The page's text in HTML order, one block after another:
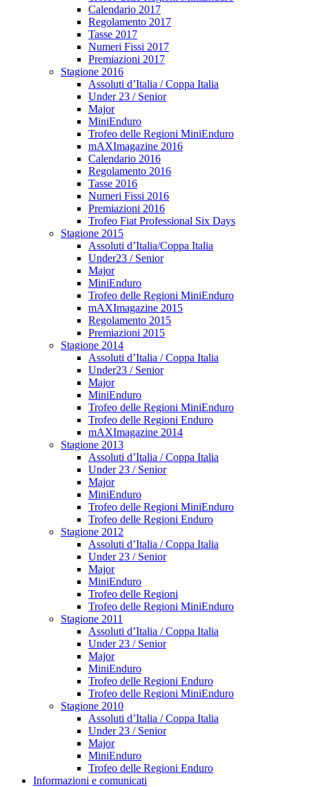
Calendario 2017
Regolamento 2017
Tasse 2017
Numeri Fissi 2017
Premiazioni 2017
Stagione 2016
Assoluti d’Italia / Coppa Italia
Under 23 / Senior
Major
MiniEnduro
Trofeo delle Regioni MiniEnduro
mAXImagazine 2016
Calendario 2016
Regolamento 2016
Tasse 2016
Numeri Fissi 2016
Premiazioni 2016
Trofeo Fiat Professional Six Days
Stagione 2015
Assoluti d’Italia/Coppa Italia
Under23 / Senior
Major
MiniEnduro
Trofeo delle Regioni MiniEnduro
mAXImagazine 2015
Regolamento 2015
Premiazioni 2015
Stagione 2014
Assoluti d’Italia / Coppa Italia
Under23 / Senior
Major
MiniEnduro
Trofeo delle Regioni MiniEnduro
Trofeo delle Regioni Enduro
mAXImagazine 2014
Stagione 2013
Assoluti d’Italia / Coppa Italia
Under 23 / Senior
Major
MiniEnduro
Trofeo delle Regioni MiniEnduro
Trofeo delle Regioni Enduro
Stagione 2012
Assoluti d’Italia / Coppa Italia
Under 23 / Senior
Major
MiniEnduro
Trofeo delle Regioni
Trofeo delle Regioni MiniEnduro
Stagione 2011
Assoluti d’Italia / Coppa Italia
Under 23 / Senior
Major
MiniEnduro
Trofeo delle Regioni Enduro
Trofeo delle Regioni MiniEnduro
Stagione 2010
Assoluti d’Italia / Coppa Italia
Under 23 / Senior
Major
MiniEnduro
Trofeo delle Regioni Enduro
Informazioni e comunicati